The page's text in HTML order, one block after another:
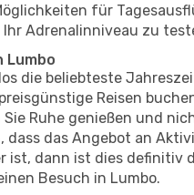
für
Adrenalinniveau zu
Lumbo
die beliebteste
Reisen
Sie Ruhe genießen und
dass das Angebot an
ist, dann ist dies definitiv
Besuch in Lumbo.